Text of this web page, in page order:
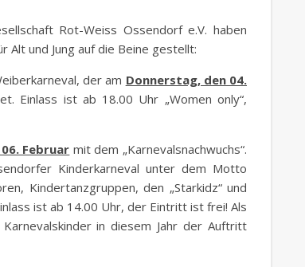
Rot-Weiss Ossendorf e.V. haben
Alt und Jung auf die Beine gestellt:
der am Donnerstag, den 04.
Einlass ist ab 18.00 Uhr „Women only“,
Februar mit dem „Karnevalsnachwuchs“.
Kinderkarneval unter dem Motto
Kindertanzgruppen, den „Starkidz“ und
ist ab 14.00 Uhr, der Eintritt ist frei! Als
in diesem Jahr der Auftritt